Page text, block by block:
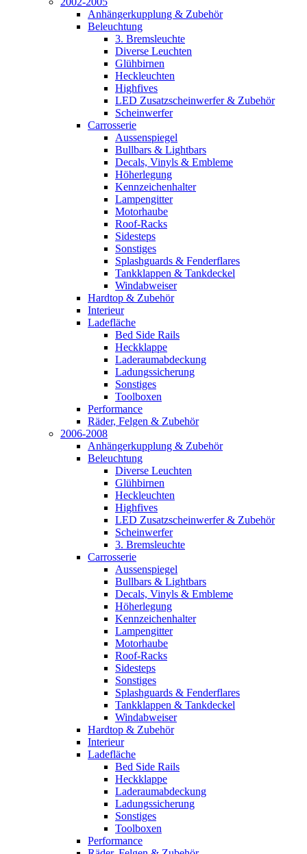
Anhängerkupplung & Zubehör
Beleuchtung
3. Bremsleuchte
Diverse Leuchten
Glühbirnen
Heckleuchten
Highfives
LED Zusatzscheinwerfer & Zubehör
Scheinwerfer
Carrosserie
Aussenspiegel
Bullbars & Lightbars
Decals, Vinyls & Embleme
Höherlegung
Kennzeichenhalter
Lampengitter
Motorhaube
Roof-Racks
Sidesteps
Sonstiges
Splashguards & Fenderflares
Tankklappen & Tankdeckel
Windabweiser
Hardtop & Zubehör
Interieur
Ladefläche
Bed Side Rails
Heckklappe
Laderaumabdeckung
Ladungssicherung
Sonstiges
Toolboxen
Performance
Räder, Felgen & Zubehör
2006-2008
Anhängerkupplung & Zubehör
Beleuchtung
Diverse Leuchten
Glühbirnen
Heckleuchten
Highfives
LED Zusatzscheinwerfer & Zubehör
Scheinwerfer
3. Bremsleuchte
Carrosserie
Aussenspiegel
Bullbars & Lightbars
Decals, Vinyls & Embleme
Höherlegung
Kennzeichenhalter
Lampengitter
Motorhaube
Roof-Racks
Sidesteps
Sonstiges
Splashguards & Fenderflares
Tankklappen & Tankdeckel
Windabweiser
Hardtop & Zubehör
Interieur
Ladefläche
Bed Side Rails
Heckklappe
Laderaumabdeckung
Ladungssicherung
Sonstiges
Toolboxen
Performance